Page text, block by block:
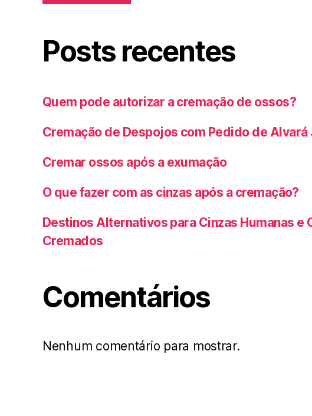
Posts recentes
Quem pode autorizar a cremação de ossos?
Cremação de Despojos com Pedido de
Cremar ossos após a exumação
O que fazer com as cinzas após a cremação?
Destinos Alternativos para Cinzas Humanas e
Cremados
Comentários
Nenhum comentário para mostrar.